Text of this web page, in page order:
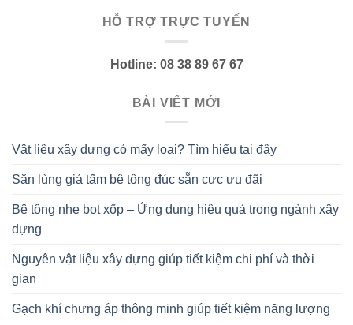
HỖ TRỢ TRỰC TUYẾN
Hotline: 08 38 89 67 67
BÀI VIẾT MỚI
Vật liệu xây dựng có mấy loại? Tìm hiểu tại đây
Săn lùng giá tấm bê tông đúc sẵn cực ưu đãi
Bê tông nhẹ bọt xốp – Ứng dụng hiệu quả trong ngành xây
dựng
Nguyên vật liệu xây dựng giúp tiết kiệm chi phí và thời
gian
Gạch khí chưng áp thông minh giúp tiết kiệm năng lượng